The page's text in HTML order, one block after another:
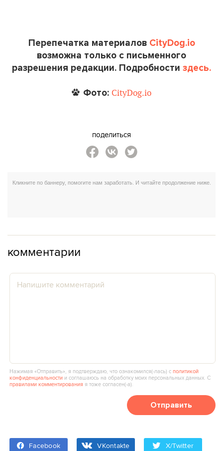
Перепечатка материалов CityDog.io
возможна только с письменного
разрешения редакции. Подробности здесь.
Фото: CityDog.io
поделиться
комментарии
Нажимая «Отправить», я подтверждаю, что ознакомился(‑лась) сполитикой
конфиденциальности и соглашаюсь на обработку моих персональных данных. С
правилами комментирования я тоже согласен(‑а).
Отправить
Facebook VKontakte X/Twitter